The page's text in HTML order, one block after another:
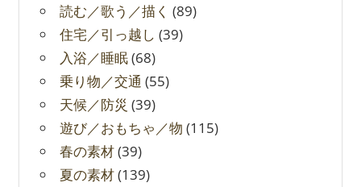
読む／歌う／描く (89)
住宅／引っ越し (39)
入浴／睡眠(68)
乗り物／交通 (55)
天候／防災 (39)
遊び／おもちゃ／物 (115)
春の素材(39)
夏の素材(139)